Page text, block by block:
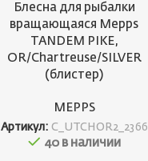
Блесна для рыбалки
вращающаяся Mepps
TANDEM PIKE,
OR/Chartreuse/SILVER
(блистер)
MEPPS
Артикул: C_UTCHOR2_2366
40 в наличии